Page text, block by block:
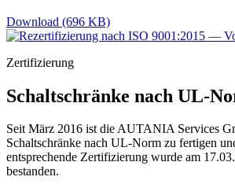
Download (696 KB)
Zertifizierung
Schaltschränke nach UL-
Seit März 2016 ist die AUTANIA Services
Schaltschränke nach UL-Norm zu fertigen
entsprechende Zertifizierung wurde am
bestanden.